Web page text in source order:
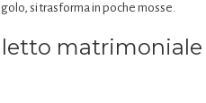
si trasforma in poche mosse.